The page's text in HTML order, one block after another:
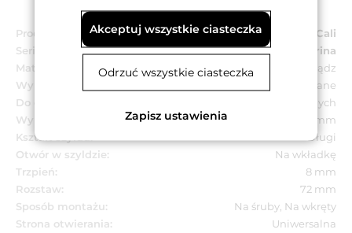
Producent:
Linea Cali
Seria:
Marina
Materiał:
Mosiądz
Wykończenie:
CR - chromowane
Do drzwi:
Wewnętrznych
Wymiar szyldu:
45x256 mm
Kształt szyldu:
Długi
Otwór w szyldzie:
Na wkładkę
Trzpień:
8 mm
Rozstaw:
72 mm
Sposób montażu:
Na śruby, Na wkręty
Strona otwierania:
Uniwersalna
Akceptuj wszystkie ciasteczka
Odrzuć wszystkie ciasteczka
Zapisz ustawienia